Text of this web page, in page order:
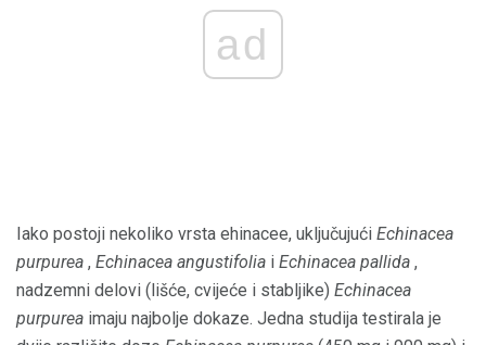
ad
Iako postoji nekoliko vrsta ehinacee, uključujući Echinacea
purpurea , Echinacea angustifolia i Echinacea pallida ,
nadzemni delovi (lišće, cvijeće i stabljike) Echinacea
purpurea imaju najbolje dokaze. Jedna studija testirala je